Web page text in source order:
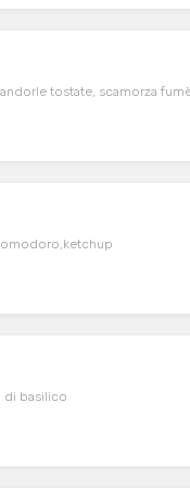
tostate, scamorza
di basilico